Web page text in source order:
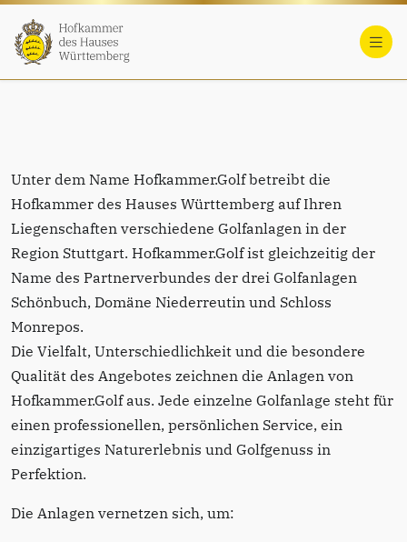
Hofkammer.Golf
Unter dem Name Hofkammer.Golf betreibt die
Hofkammer des Hauses Württemberg auf Ihren
Liegenschaften verschiedene Golfanlagen in der
Region Stuttgart. Hofkammer.Golf ist gleichzeitig der
Name des Partnerverbundes der drei Golfanlagen
Schönbuch, Domäne Niederreutin und Schloss
Monrepos.
Die Vielfalt, Unterschiedlichkeit und die besondere
Qualität des Angebotes zeichnen die Anlagen von
Hofkammer.Golf aus. Jede einzelne Golfanlage steht für
einen professionellen, persönlichen Service, ein
einzigartiges Naturerlebnis und Golfgenuss in
Perfektion.
Die Anlagen vernetzen sich, um: